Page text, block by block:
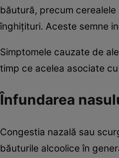
băutură, precum
înghițituri. Aceste semne
Simptomele cauzate de
timp ce acelea asociate
Înfundarea
Congestia nazală sau
băuturile alcoolice în